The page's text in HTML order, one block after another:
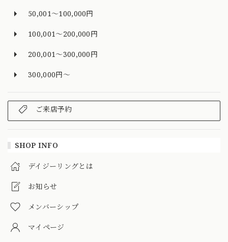
50,001～100,000円
100,001～200,000円
200,001～300,000円
300,000円～
ご来店予約
SHOP INFO
デイジーリングとは
お知らせ
メンバーシップ
マイページ